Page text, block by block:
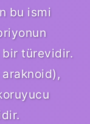
bu ismi
türevidir.